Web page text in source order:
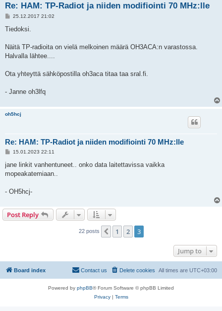
Re: HAM: TP-Radiot ja niiden modifiointi 70 MHz:lle
P
s
25.12.2017 21:02
Tiedoksi.
Näitä TP-radioita on vielä melkoinen määrä OH3ACA:n varastossa.
Halvalla lähtee....
Ota yhteyttä sähköpostilla oh3aca titaa taa sral.fi.
- Janne oh3lfq
oh5hcj
Re: HAM: TP-Radiot ja niiden modifiointi 70 MHz:lle
P
s
15.01.2023 22:11
jane linkit vanhentuneet.. onko data laitettavissa vaikka
mopeakatemiaan..
- OH5hcj-
Post Reply
22 posts Previous
1 2 3
Jump to
Board index All times are UTC+03:00
Delete cookies
Contact us
Powered by phpBB® Forum Software © phpBB Limited
Privacy| Terms